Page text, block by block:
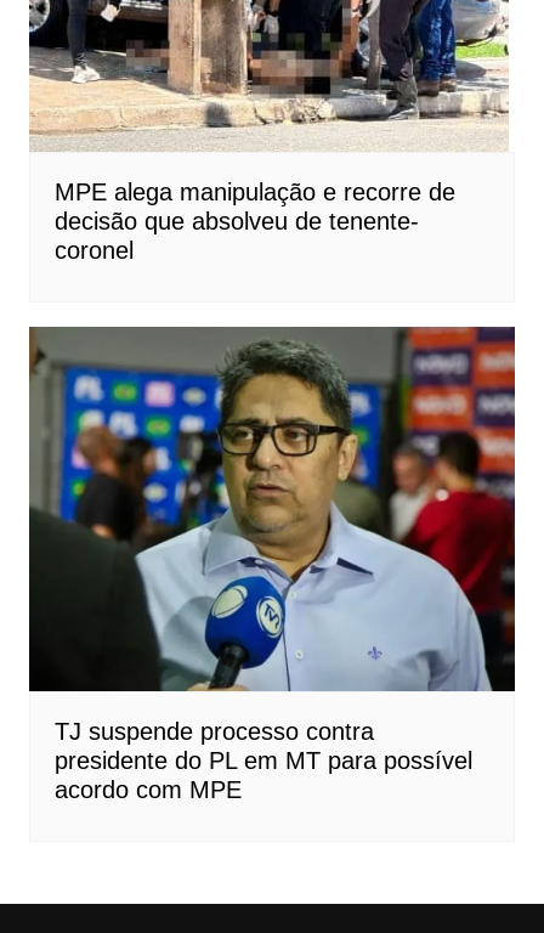
MPE alega manipulação e recorre de
decisão que absolveu de tenente-
coronel
TJ suspende processo contra
presidente do PL em MT para possível
acordo com MPE